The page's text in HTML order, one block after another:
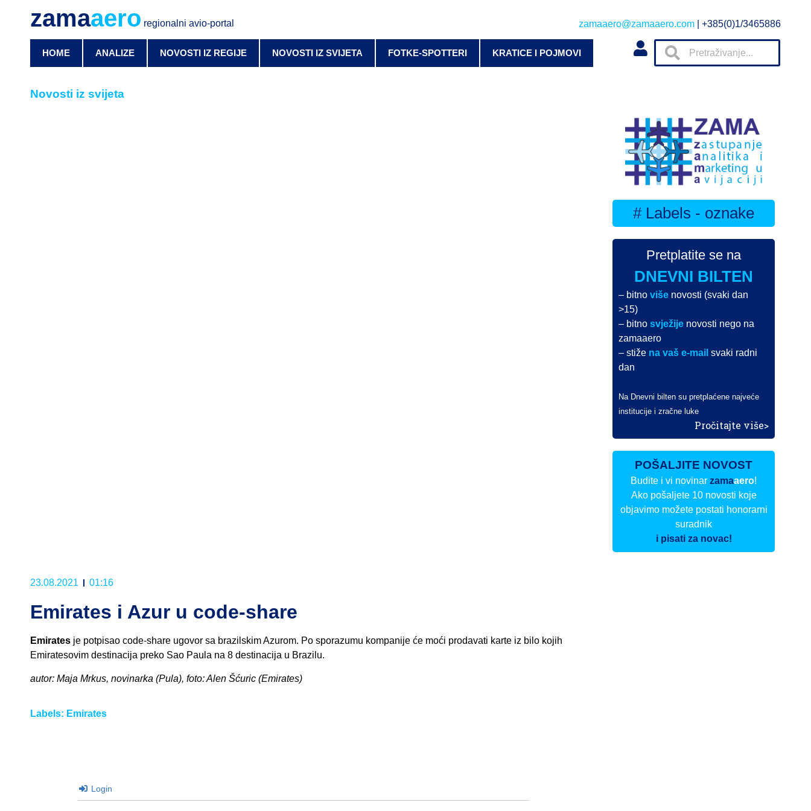
zamaaero regionalni avio-portal zamaaero@zamaaero.com | +385(0)1/3465886
HOME ANALIZE NOVOSTI IZ REGIJE NOVOSTI IZ SVIJETA FOTKE-SPOTTERI KRATICE I POJMOVI
Novosti iz svijeta
23.08.2021 01:16
Emirates i Azur u code-share
Emirates je potpisao code-share ugovor sa brazilskim Azurom. Po sporazumu kompanije će moći prodavati karte iz bilo kojih
Emiratesovim destinacija preko Sao Paula na 8 destinacija u Brazilu.
autor: Maja Mrkus, novinarka (Pula), foto: Alen Šćuric (Emirates)
Labels: Emirates
Login
# Labels - oznake
Pretplatite se na
DNEVNI BILTEN
– bitnoviše novosti (svaki dan
>15)
– bitnosvježije novosti nego na
zamaaero
– stiže na vaš e-mail svaki radni
dan
Na Dnevni bilten su pretplaćene najveće
institucije i zračne luke
Pročitajte više>
POŠALJITE NOVOST
Budite i vi novinarzamaaero!
Ako pošaljete 10 novosti koje
objavimo možete postati honorarni
suradnik
i pisati za novac!